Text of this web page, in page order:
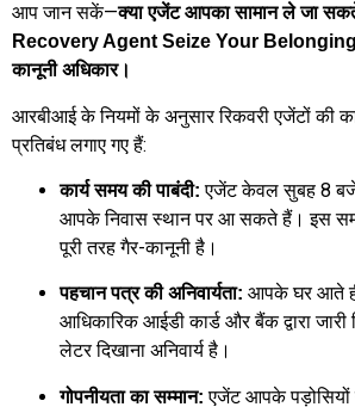
आप जान सकें—क्या एजेंट आपका सामान ले जा
Recovery Agent Seize Your
कानूनी अधिकार।
आरबीआई के नियमों के अनुसार रिकवरी एजेंटों की
प्रतिबंध लगाए गए हैं:
कार्य समय की पाबंदी: एजेंट केवल सुबह 8
आपके निवास स्थान पर आ सकते हैं। इस
पूरी तरह गैर-कानूनी है।
पहचान पत्र की अनिवार्यता: आपके घर आते
आधिकारिक आईडी कार्ड और बैंक द्वारा
लेटर दिखाना अनिवार्य है।
गोपनीयता का सम्मान: एजेंट आपके पड़ोसियों